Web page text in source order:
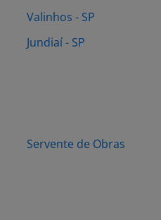
Valinhos - SP
Jundiaí - SP
Servente de Obras